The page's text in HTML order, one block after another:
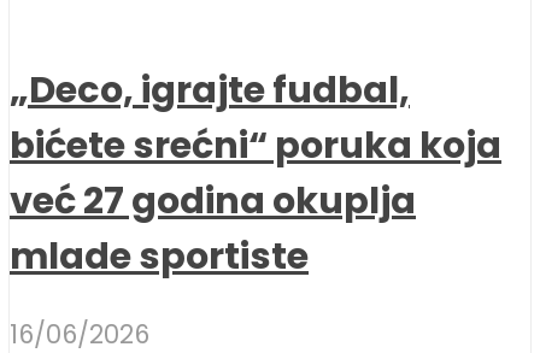
„Deco, igrajte fudbal,
bićete srećni“ poruka koja
već 27 godina okuplja
mlade sportiste
16/06/2026